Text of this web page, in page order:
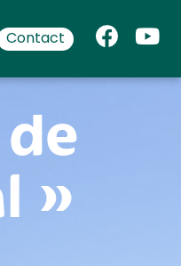
Contact
»